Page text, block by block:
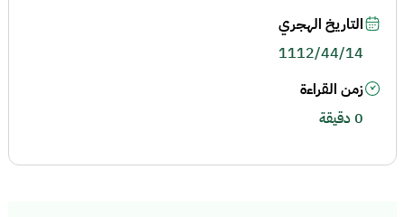
التاريخ الهجري
1112/44/14
زمن القراءة
0 دقيقة